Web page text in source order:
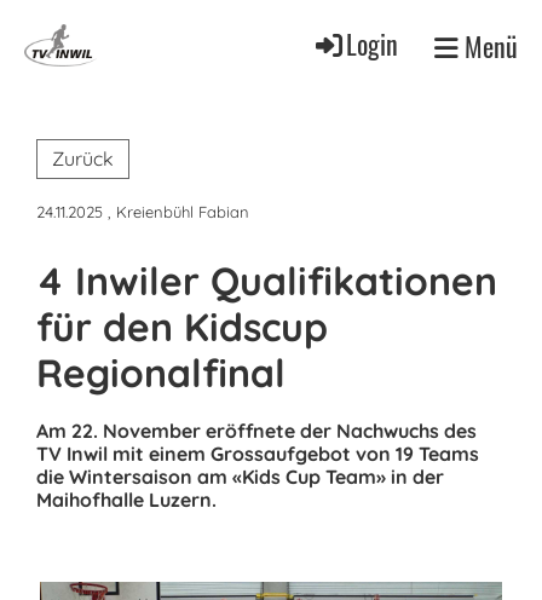
Login Menü
Zurück
24.11.2025 , Kreienbühl Fabian
4 Inwiler Qualifikationen
für den Kidscup
Regionalfinal
Am 22. November eröffnete der Nachwuchs des
TV Inwil mit einem Grossaufgebot von 19 Teams
die Wintersaison am «Kids Cup Team» in der
Maihofhalle Luzern.